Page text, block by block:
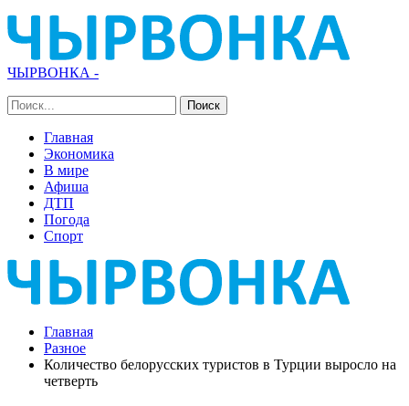
ЧЫРВОНКА -
Главная
Экономика
В мире
Афиша
ДТП
Погода
Спорт
Главная
Разное
Количество белорусских туристов в Турции выросло на
четверть